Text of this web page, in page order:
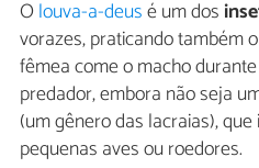
Olouva-a-deusé um dos
vorazes, praticando também
fêmea come o macho
predador, embora não seja
(um gênero das lacraias),
pequenas aves ou roedores.